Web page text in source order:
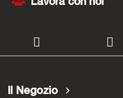
Lavora con noi
Il Negozio